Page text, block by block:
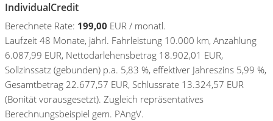
IndividualCredit
Berechnete Rate: 199,00 EUR / monatl.
Laufzeit 48 Monate, jährl. Fahrleistung 10.000 km, Anzahlung
6.087,99 EUR, Nettodarlehensbetrag 18.902,01 EUR,
Sollzinssatz (gebunden) p.a. 5,83 %, effektiver Jahreszins 5,99 %,
Gesamtbetrag 22.677,57 EUR, Schlussrate 13.324,57 EUR
(Bonität vorausgesetzt). Zugleich repräsentatives
Berechnungsbeispiel gem. PAngV.